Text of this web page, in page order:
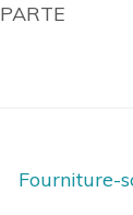
Fourniture-